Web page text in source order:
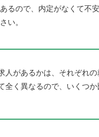
るので、内定がなくて不
い。
人があるかは、それぞれの
全く異なるので、いくつ